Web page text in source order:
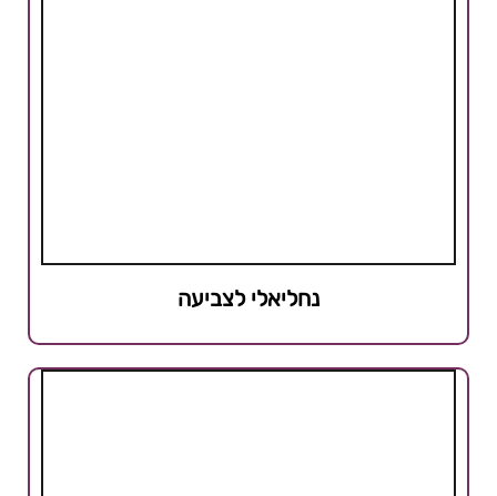
נחליאלי לצביעה